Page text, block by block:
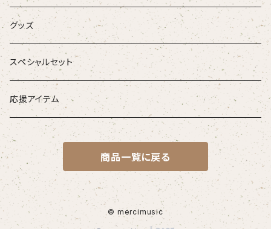
お得なセット
音源がダウンロードできるアイテム
グッズ
スペシャルセット
応援アイテム
商品一覧に戻る
© mercimusic